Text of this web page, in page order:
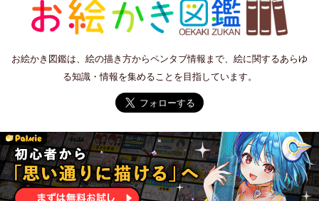
お絵かき図鑑は、絵の描き方からペンタブ情報まで、絵に関するあらゆ
る知識・情報を集めることを目指しています。